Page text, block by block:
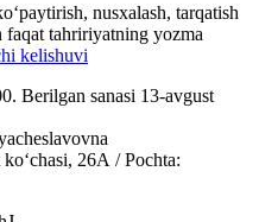
nusxalash, tarqatish
faqat tahririyatning yozma
kelishuvi
Berilgan sanasi 13-avgust
26А / Pochta: